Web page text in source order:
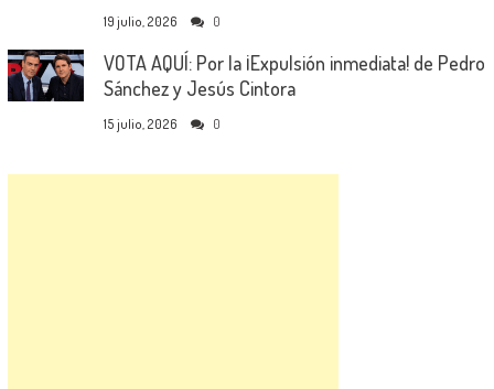
19 julio, 2026 0
VOTA AQUÍ: Por la ¡Expulsión inmediata! de Pedro
Sánchez y Jesús Cintora
15 julio, 2026 0